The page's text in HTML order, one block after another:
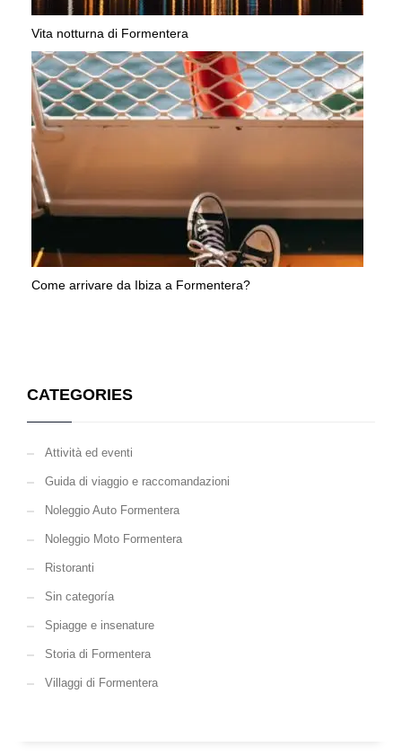
Vita notturna di Formentera
Come arrivare da Ibiza a Formentera?
CATEGORIES
Attività ed eventi
Guida di viaggio e raccomandazioni
Noleggio Auto Formentera
Noleggio Moto Formentera
Ristoranti
Sin categoría
Spiagge e insenature
Storia di Formentera
Villaggi di Formentera